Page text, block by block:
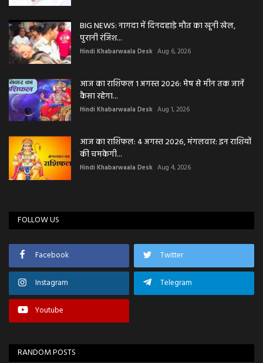
BIG NEWS: नागदा में दिनदहाड़े मौत का खूनी खेल,
पुरानी रंजिश...
Hindi Khabarwaala Desk Aug 6, 2026
आज का राशिफल 1 अगस्त 2026: मेष से मीन तक जानें
कैसा रहेगा...
Hindi Khabarwaala Desk Aug 1, 2026
आज का राशिफल: 4 अगस्त 2026, मंगलवार: इन राशियों
की चमकेगी...
Hindi Khabarwaala Desk Aug 4, 2026
FOLLOW US
Facebook Twitter
Instagram Telegram
Youtube
RANDOM POSTS